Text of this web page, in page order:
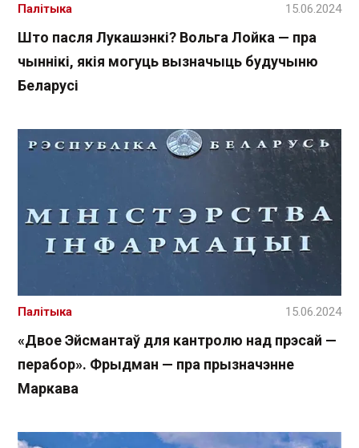
Што пасля Лукашэнкі? Вольга Лойка — пра
чыннікі, якія могуць вызначыць будучыню
Беларусі
Палітыка 15.06.2024
«Двое Эйсмантаў для кантролю над прэсай —
перабор». Фрыдман — пра прызначэнне
Маркава
Палітыка 15.06.2024